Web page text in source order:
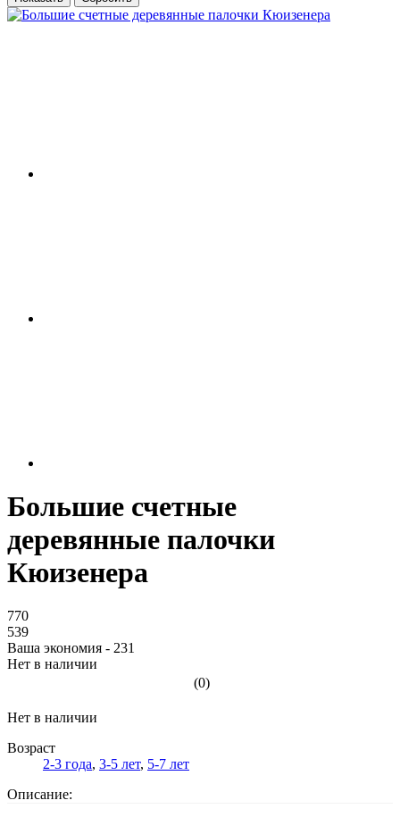
Большие счетные
деревянные палочки
Кюизенера
770
539
Ваша экономия - 231
Нет в наличии
(0)
Нет в наличии
Возраст
2-3 года, 3-5 лет, 5-7 лет
Описание: